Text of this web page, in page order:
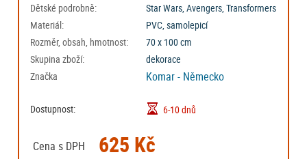
Dětské podrobně:
Star Wars, Avengers, Transformers
Materiál:
PVC, samolepicí
Rozměr, obsah, hmotnost:
70 x 100 cm
Skupina zboží:
dekorace
Značka
Komar - Německo
Dostupnost: 6-10 dnů
Cena s DPH 625 Kč